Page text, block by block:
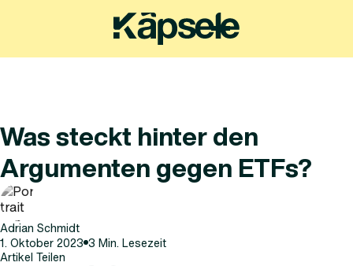
Was steckt hinter den
Argumenten gegen ETFs?
Adrian Schmidt
1. Oktober2023 3 Min. Lesezeit
Artikel Teilen